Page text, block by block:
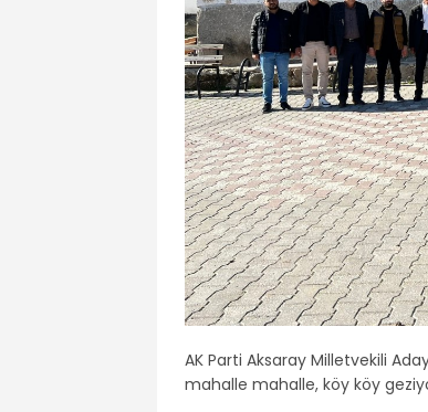
AK Parti Aksaray Milletvekili
mahalle mahalle, köy köy